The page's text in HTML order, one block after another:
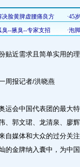
贴近需求且简单实用的
报记者/洪晓燕
会中国代表团的最大特
、郭文珺、龙清泉、廖
自媒体和大众的过分关
的金牌纳入囊中，为中国